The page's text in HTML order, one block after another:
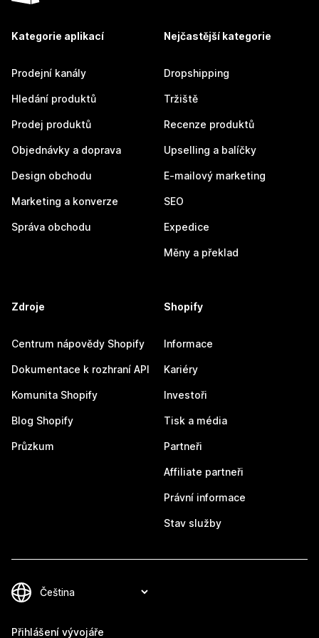
Kategorie aplikací
Prodejní kanály
Hledání produktů
Prodej produktů
Objednávky a doprava
Design obchodu
Marketing a konverze
Správa obchodu
Nejčastější kategorie
Dropshipping
Tržiště
Recenze produktů
Upselling a balíčky
E-mailový marketing
SEO
Expedice
Měny a překlad
Zdroje
Centrum nápovědy Shopify
Dokumentace k rozhraní API
Komunita Shopify
Blog Shopify
Průzkum
Shopify
Informace
Kariéry
Investoři
Tisk a média
Partneři
Affiliate partneři
Právní informace
Stav služby
Přihlášení vývojáře